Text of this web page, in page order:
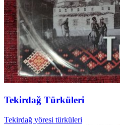
Tekirdağ Türküleri
Tekirdağ yöresi türküleri